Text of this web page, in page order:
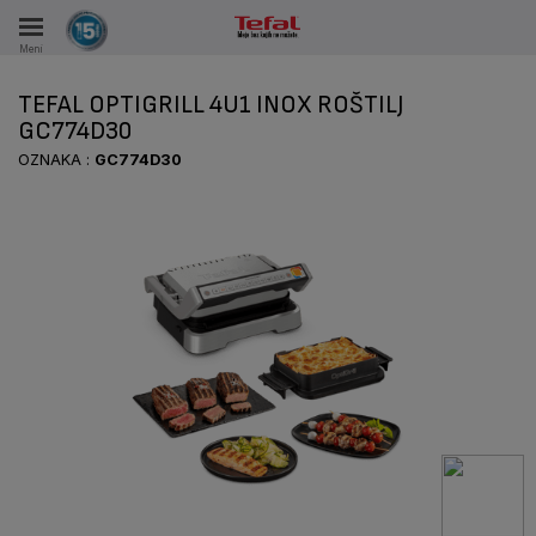
Meni
TOKOM 15 GODINA
TEFAL OPTIGRILL 4U1 INOX ROŠTILJ
GC774D30
OZNAKA : GC774D30